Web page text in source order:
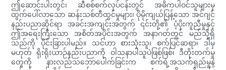
ဤဆောင်းပါးတွင်၊ ဆီစစ်စက်လုပ်ငန်းတွင် အဓိကပါဝင်သူများမှ
ထွက်ပေါ်လာသော ဆန်းသစ်တီထွင်မှုများ၊ ပိုမိုကျယ်ပြန့်သော အင်ဂျင်
နည်းပညာဆိုင်ရာ အခင်းအကျင်းအတွက် ၎င်းတို့၏ ပံ့ပိုးကူညီမှုနှင့်
ဤအရေးကြီးသော အစိတ်အပိုင်းအတွက် အနာဂတ်တွင် မည်သို့ရှိ
သည်ကို ပိုင်းခြားပါမည်။ သင်ဟာ စားသုံးသူ၊ စက်ပြင်ဆရာ၊ ဒါမှ
မဟုတ် ရိုးရိုးယာဉ်နည်းပညာကို ဝါသနာပါသူပဲဖြစ်ဖြစ်၊ ဒီတိုးတက်မှု
တွေကို နားလည်သဘောပေါက်ခြင်းက စက်ရဲ့အသက်ရှည်မှုနဲ့